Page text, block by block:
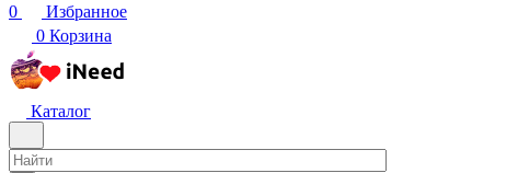
0
Избранное
0 Корзина
Каталог